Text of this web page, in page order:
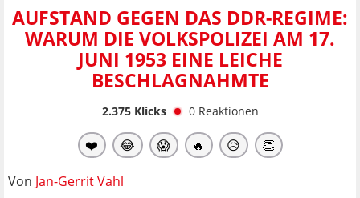
AUFSTAND GEGEN DAS DDR-REGIME:
WARUM DIE VOLKSPOLIZEI AM 17.
JUNI 1953 EINE LEICHE
BESCHLAGNAHMTE
2.375Klicks 0 Reaktionen
❤️ 😂 😱 🔥 😥 👏
Von Jan-Gerrit Vahl